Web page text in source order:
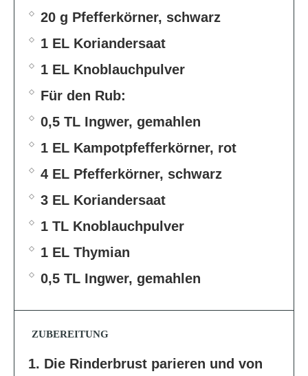
20 g Pfefferkörner, schwarz
1 EL Koriandersaat
1 EL Knoblauchpulver
Für den Rub:
0,5 TL Ingwer, gemahlen
1 EL Kampotpfefferkörner, rot
4 EL Pfefferkörner, schwarz
3 EL Koriandersaat
1 TL Knoblauchpulver
1 EL Thymian
0,5 TL Ingwer, gemahlen
ZUBEREITUNG
Die Rinderbrust parieren und von